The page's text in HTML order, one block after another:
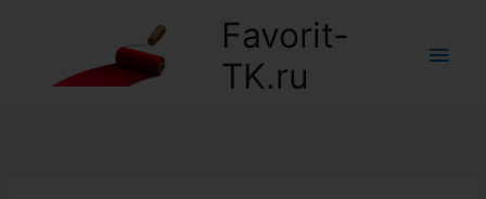
Favorit-
TK.ru